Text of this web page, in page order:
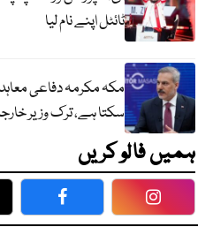
ٹائٹل اپنے نام لیا
مکہ مکرمہ دفاعی
سکتا ہے، ترک وزیر
ہمیں فالو کریں
Facebook